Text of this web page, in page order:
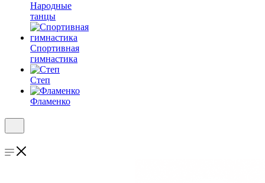
Народные
танцы
Спортивная
гимнастика
Степ
Фламенко